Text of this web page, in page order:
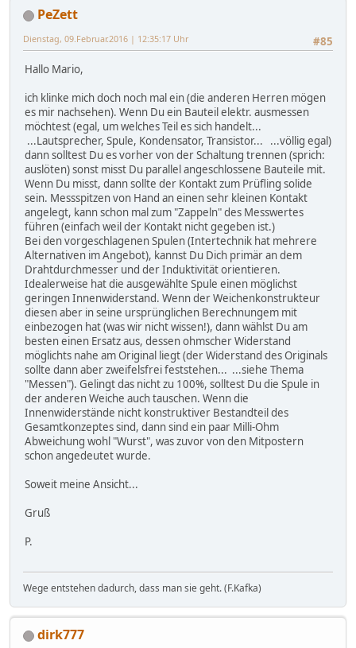
PeZett
#85
Dienstag, 09.Februar.2016 | 12:35:17 Uhr
Hallo Mario,
ich klinke mich doch noch mal ein (die anderen Herren mögen
es mir nachsehen). Wenn Du ein Bauteil elektr. ausmessen
möchtest (egal, um welches Teil es sich handelt...
...Lautsprecher, Spule, Kondensator, Transistor... ...völlig egal)
dann solltest Du es vorher von der Schaltung trennen (sprich:
auslöten) sonst misst Du parallel angeschlossene Bauteile mit.
Wenn Du misst, dann sollte der Kontakt zum Prüfling solide
sein. Messspitzen von Hand an einen sehr kleinen Kontakt
angelegt, kann schon mal zum "Zappeln" des Messwertes
führen (einfach weil der Kontakt nicht gegeben ist.)
Bei den vorgeschlagenen Spulen (Intertechnik hat mehrere
Alternativen im Angebot), kannst Du Dich primär an dem
Drahtdurchmesser und der Induktivität orientieren.
Idealerweise hat die ausgewählte Spule einen möglichst
geringen Innenwiderstand. Wenn der Weichenkonstrukteur
diesen aber in seine ursprünglichen Berechnungem mit
einbezogen hat (was wir nicht wissen!), dann wählst Du am
besten einen Ersatz aus, dessen ohmscher Widerstand
möglichts nahe am Original liegt (der Widerstand des Originals
sollte dann aber zweifelsfrei feststehen... ...siehe Thema
"Messen"). Gelingt das nicht zu 100%, solltest Du die Spule in
der anderen Weiche auch tauschen. Wenn die
Innenwiderstände nicht konstruktiver Bestandteil des
Gesamtkonzeptes sind, dann sind ein paar Milli-Ohm
Abweichung wohl "Wurst", was zuvor von den Mitpostern
schon angedeutet wurde.
Soweit meine Ansicht...
Gruß
P.
Wege entstehen dadurch, dass man sie geht. (F.Kafka)
dirk777